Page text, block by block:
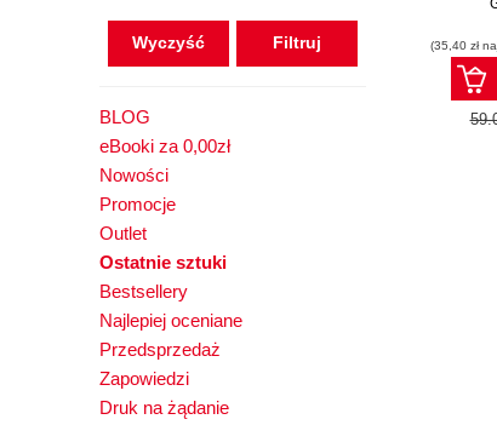
Wyczyść
BLOG
eBooki za 0,00zł
Nowości
Promocje
Outlet
Ostatnie sztuki
Bestsellery
Najlepiej oceniane
Przedsprzedaż
Zapowiedzi
Druk na żądanie
(35,40 zł